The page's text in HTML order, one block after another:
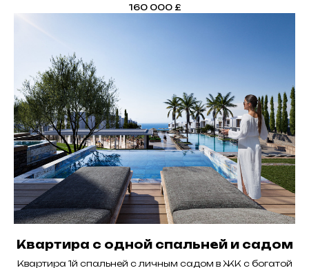
160 000 £
Квартира с одной спальней и садом
Квартира 1й спальней с личным садом в ЖК с богатой